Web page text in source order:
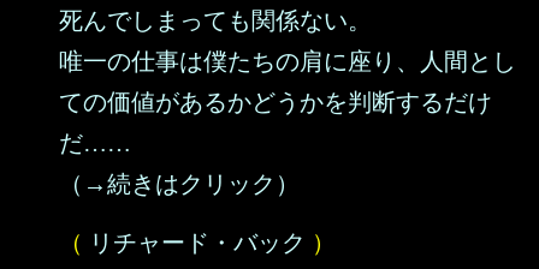
死んでしまっても関係ない。
唯一の仕事は僕たちの肩に座り、人間とし
ての価値があるかどうかを判断するだけ
だ……
（→続きはクリック）
（ リチャード・バック ）